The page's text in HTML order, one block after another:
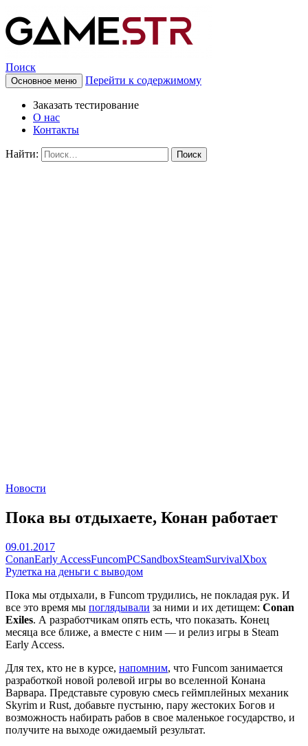
Поиск
Основное меню Перейти к содержимому
Заказать тестирование
О нас
Контакты
Найти:
Новости
Пока вы отдыхаете, Конан работает
09.01.2017
ConanEarly AccessFuncomPCSandboxSteamSurvivalXbox
Рулетка на деньги с выводом
Пока мы отдыхали, в Funcom трудились, не покладая рук. И
все это время мы поглядывали за ними и их детищем: Conan
Exiles. А разработчикам опять есть, что показать. Конец
месяца все ближе, а вместе с ним — и релиз игры в Steam
Early Access.
Для тех, кто не в курсе, напомним, что Funcom занимается
разработкой новой ролевой игры во вселенной Конана
Варвара. Представьте суровую смесь геймплейных механик
Skyrim и Rust, добавьте пустыню, пару жестоких Богов и
возможность набирать рабов в свое маленькое государство, и
получите на выходе ожидаемый результат.